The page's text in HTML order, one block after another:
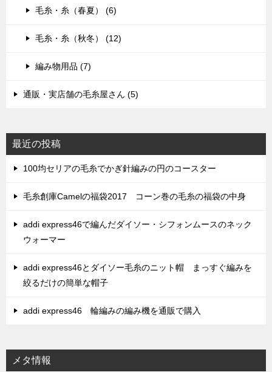
毛糸・糸（春夏） (6)
毛糸・糸（秋冬） (12)
編み物用品 (7)
通販・実店舗の毛糸屋さん (5)
最近の投稿
100均セリアの毛糸でかぎ針編みの円のコースター
毛糸創庫Camelの福袋2017 コーン巻の毛糸の福袋の中身
addi express46で編んだダイソー・シフォンムースのネック
ウォーマー
addi express46とダイソー毛糸のニット帽 まっすぐ編みを
絞るだけの簡単な帽子
addi express46 輪編みの編み機を通販で購入
メタ情報